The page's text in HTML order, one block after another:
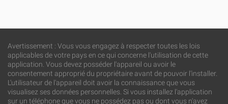
Avertissement : Vous vous engagez à respecter toutes les lois
applicables de votre pays en ce qui concerne l'utilisation de cette
application. Vous devez posséder l'appareil ou avoir le
consentement approprié du propriétaire avant de pouvoir l'installer.
L'utilisateur de l'appareil doit avoir la connaissance que vous
visualisez ses données personnelles. Si vous installez l'application
sur un téléphone que vous ne possédez pas ou dont vous n'avez